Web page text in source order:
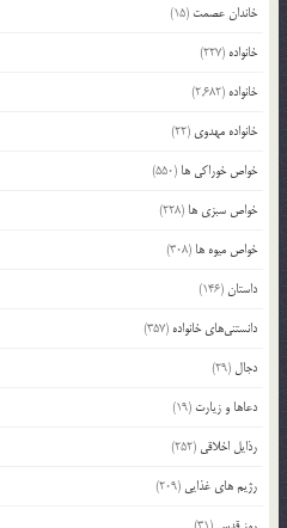
خاندان عصمت (15)
خانواده (227)
خانواده (2,682)
خانواده مهدوی (22)
خواص خوراکی ها (550)
خواص سبزی ها (228)
خواص میوه ها (308)
داستان(146)
دانستنی‌های خانواده (357)
دجال (29)
دعاها و زیارت (19)
رذایل اخلاقی (252)
رژیم های غذایی (209)